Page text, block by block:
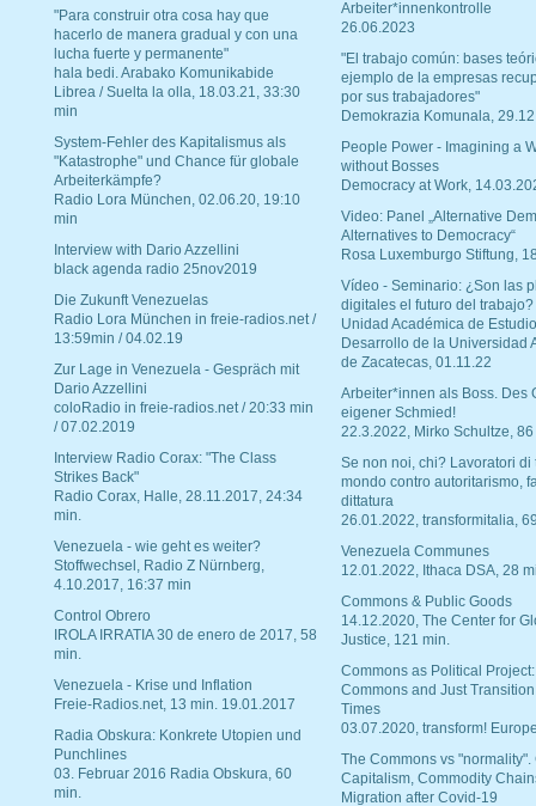
"Para construir otra cosa hay que
hacerlo de manera gradual y con una
lucha fuerte y permanente"
hala bedi. Arabako Komunikabide
Librea / Suelta la olla, 18.03.21, 33:30
min
System-Fehler des Kapitalismus als
"Katastrophe" und Chance für globale
Arbeiterkämpfe?
Radio Lora München, 02.06.20, 19:10
min
Interview with Dario Azzellini
black agenda radio 25nov2019
Die Zukunft Venezuelas
Radio Lora München in freie-radios.net /
13:59min / 04.02.19
Zur Lage in Venezuela - Gespräch mit
Dario Azzellini
coloRadio in freie-radios.net / 20:33 min
/ 07.02.2019
Interview Radio Corax: "The Class
Strikes Back"
Radio Corax, Halle, 28.11.2017, 24:34
min.
Venezuela - wie geht es weiter?
Stoffwechsel, Radio Z Nürnberg,
4.10.2017, 16:37 min
Control Obrero
IROLA IRRATIA 30 de enero de 2017, 58
min.
Venezuela - Krise und Inflation
Freie-Radios.net, 13 min. 19.01.2017
Radia Obskura: Konkrete Utopien und
Punchlines
03. Februar 2016 Radia Obskura, 60
min.
Arbeiter*innenkontrolle
26.06.2023
"El trabajo común: bases
ejemplo de la empresas
por sus trabajadores"
Demokrazia Komunala,
People Power - Imagining a
without Bosses
Democracy at Work,
Video: Panel „Alternative
Alternatives to Democracy“
Rosa Luxemburgo Stiftung,
Vídeo - Seminario: ¿Son las
digitales el futuro del trabajo?
Unidad Académica de
Desarrollo de la Universidad
de Zacatecas, 01.11.22
Arbeiter*innen als Boss. Des
eigener Schmied!
22.3.2022, Mirko Schultze, 86
Se non noi, chi? Lavoratori di
mondo contro autoritarismo,
dittatura
26.01.2022, transformitalia,
Venezuela Communes
12.01.2022, Ithaca DSA, 28
Commons & Public Goods
14.12.2020, The Center for
Justice, 121 min.
Commons as Political Project:
Commons and Just
Times
03.07.2020, transform!
The Commons vs "normality".
Capitalism, Commodity
Migration after Covid-19